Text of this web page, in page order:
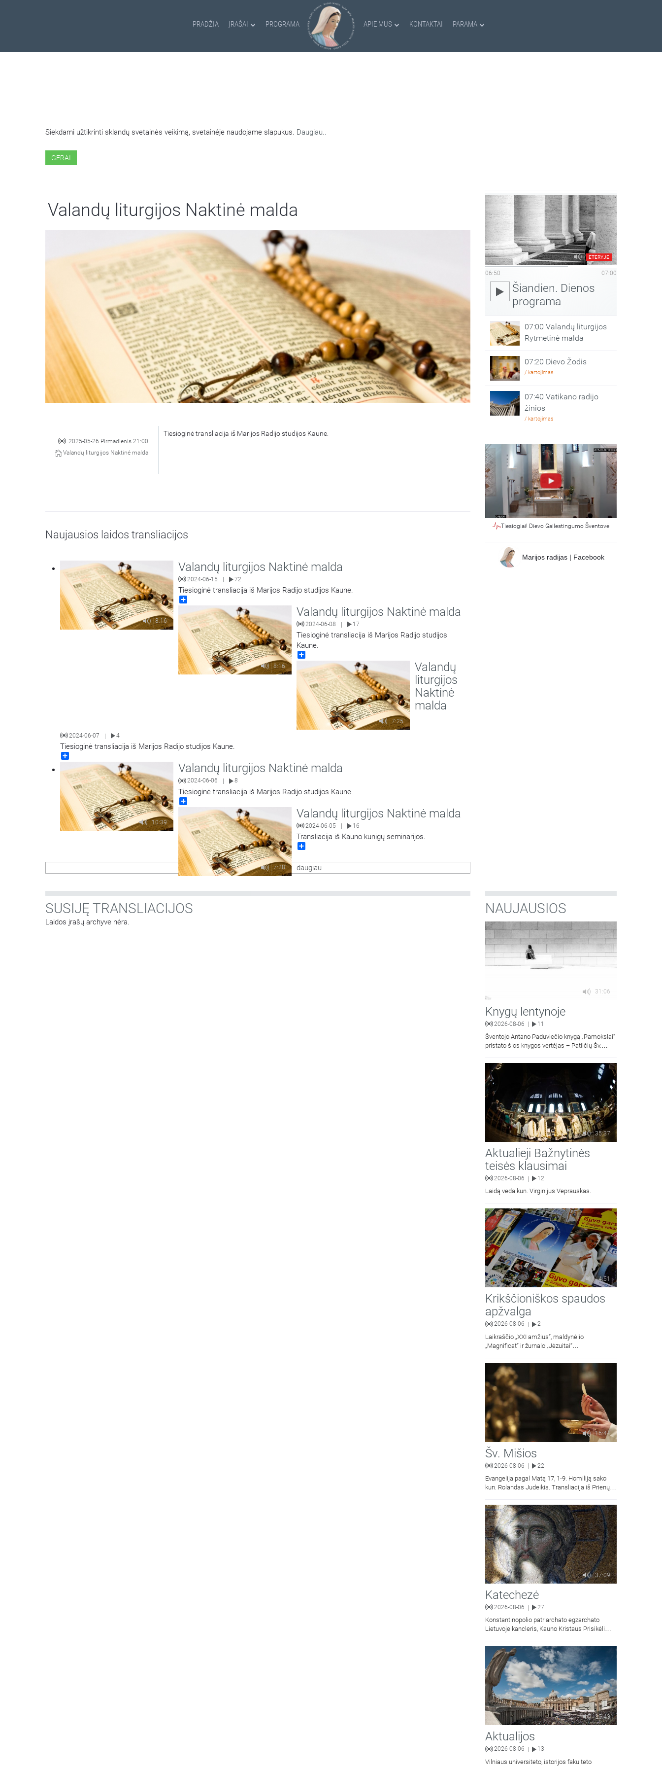
PRADŽIA ĮRAŠAI PROGRAMA APIE MUS KONTAKTAI PARAMA
Siekdami užtikrinti sklandų svetainės veikimą, svetainėje naudojame slapukus. Daugiau..
GERAI
Valandų liturgijos Naktinė malda
2025-05-26 Pirmadienis 21:00
Valandų liturgijos Naktinė malda
Tiesioginė transliacija iš Marijos Radijo studijos Kaune.
Naujausios laidos transliacijos
8:16
Valandų liturgijos Naktinė malda
2024-06-15 72
Tiesioginė transliacija iš Marijos Radijo studijos Kaune.
8:16
Valandų liturgijos Naktinė malda
2024-06-08 | 17
Tiesioginė transliacija iš Marijos Radijo studijos
Kaune.
7:25
Valandų
liturgijos
Naktinė
malda
2024-06-07 | 4
Tiesioginė transliacija iš Marijos Radijo studijos Kaune.
10:39
Valandų liturgijos Naktinė malda
2024-06-06 8
Tiesioginė transliacija iš Marijos Radijo studijos Kaune.
7:28
Valandų liturgijos Naktinė malda
2024-06-05 16
Transliacija iš Kauno kunigų seminarijos.
daugiau
ETERYJE
06:50 07:00
Šiandien. Dienos
programa
07:00 Valandų liturgijos
Rytmetinė malda
07:20 Dievo Žodis
/ kartojimas
07:40 Vatikano radijo
žinios
/ kartojimas
Tiesiogiai! Dievo Gailestingumo Šventovė
Marijos radijas | Facebook
SUSIJĘ TRANSLIACIJOS
Laidos įrašų archyve nėra.
NAUJAUSIOS
31:06
Knygų lentynoje
2026-08-06 11
Šventojo Antano Paduviečio knygą „Pamokslai“
pristato šios knygos vertėjas – Patilčių Šv.
moralinės teologijos dr. Algirdas Petras
35:37
Aktualieji Bažnytinės
teisės klausimai
2026-08-06 | 12
Laidą veda kun. Virginijus Veprauskas.
4:51
Krikščioniškos spaudos
apžvalga
2026-08-06 2
Laikraščio „XXI amžius“, maldynėlio
„Magnificat“ ir žurnalo „Jėzuitai“
15:44
Šv. Mišios
2026-08-06 22
Evangelija pagal Matą 17, 1-9. Homiliją sako
kun. Rolandas Judeikis. Transliacija iš Prienų
37:09
Katechezė
2026-08-06 | 27
Konstantinopolio patriarchato egzarchato
Lietuvoje kancleris, Kauno Kristaus Prisikėlimo
kunigas Vitalijus Mockus pasakoja apie
Kristaus Atsimainymo šventę.
35:43
Aktualijos
2026-08-06 13
Vilniaus universiteto, istorijos fakulteto